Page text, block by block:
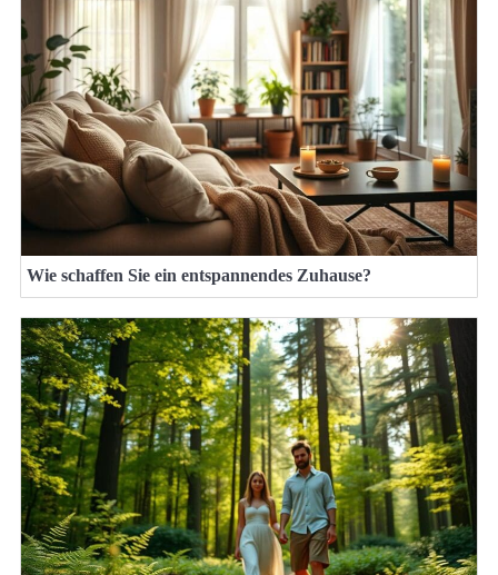
Wie schaffen Sie ein entspannendes Zuhause?